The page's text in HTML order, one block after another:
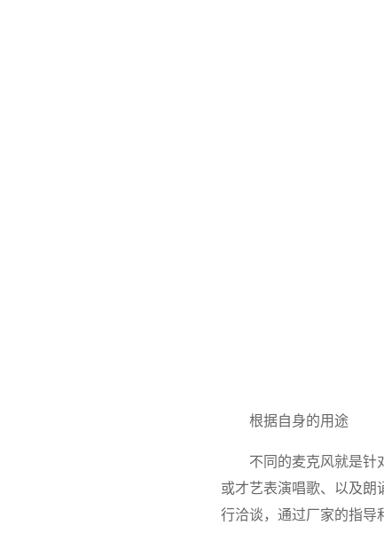
根据自身的用途
不同的麦克风就是针
或才艺表演唱歌、以及朗
行洽谈，通过厂家的指导